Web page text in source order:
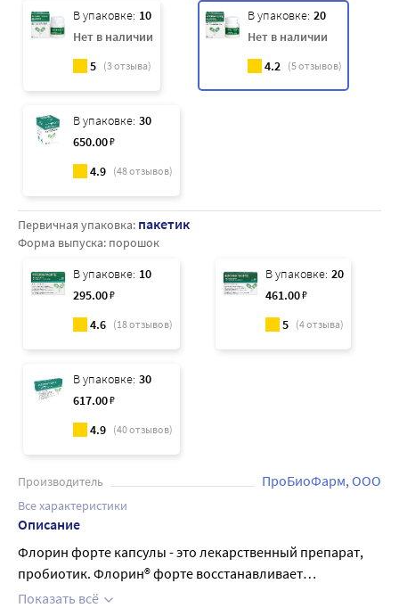
В упаковке: 10
Нет в наличии
5 (3отзыва)
В упаковке: 20
Нет в наличии
4.2 (5отзывов)
В упаковке: 30
650.00₽
4.9 (48отзывов)
Первичная упаковка: пакетик
Форма выпуска: порошок
В упаковке: 10
295.00₽
4.6 (18отзывов)
В упаковке: 20
461.00₽
5 (4отзыва)
В упаковке: 30
617.00₽
4.9 (40отзывов)
Производитель ПроБиоФарм, ООО
Все характеристики
Описание
Флорин форте капсулы - это лекарственный препарат,
пробиотик. Флорин® форте восстанавливает
нормальную микрофлору организма человека,
Показать всё